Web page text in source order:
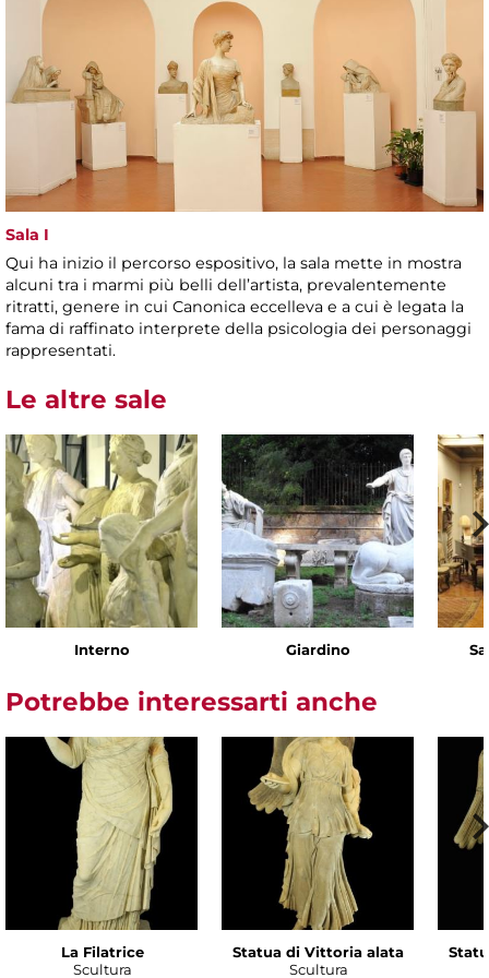
Sala I
Qui ha inizio il percorso espositivo, la sala mette in mostra
alcuni tra i marmi più belli dell’artista, prevalentemente
ritratti, genere in cui Canonica eccelleva e a cui è legata la
fama di raffinato interprete della psicologia dei personaggi
rappresentati.
Le altre sale
Interno Giardino
Potrebbe interessarti anche
La Filatrice
Scultura
Statua di Vittoria alata
Scultura